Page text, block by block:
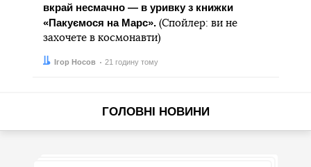
вкрай несмачно — в уривку з книжки
«Пакуємося на Марс». (Спойлер: ви не
захочете в космонавти)
Автор:
Ігор Носов
Дата: 21 годину тому
ГОЛОВНІ НОВИНИ